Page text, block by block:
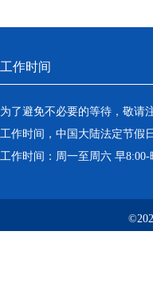
工作时间
为了避免不必要的等待，敬请
工作时间，中国大陆法定节假
工作时间：周一至周六 早8:00-